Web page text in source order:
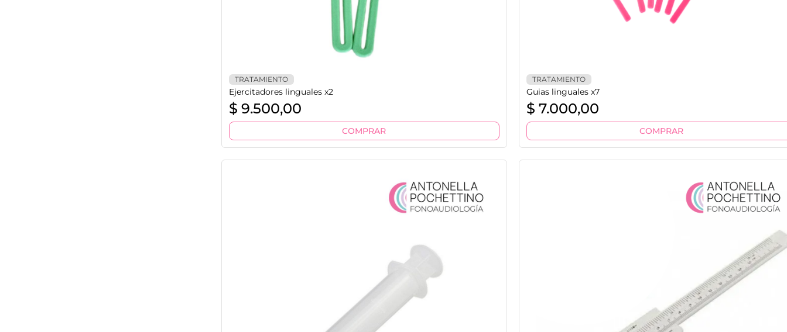
TRATAMIENTO
Ejercitadores linguales x2
$ 9.500,00
COMPRAR
TRATAMIENTO
Guias linguales x7
$ 7.000,00
COMPRAR